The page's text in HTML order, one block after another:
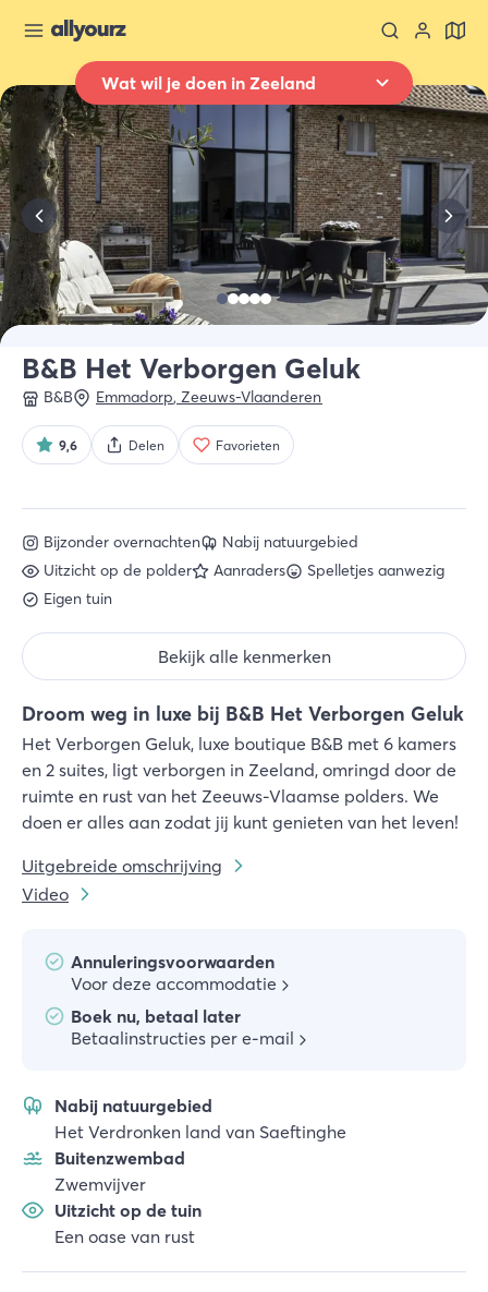
Wat wil je doen in Zeeland
Terug naar overzicht
Overnachten
Waar
Heel Zeeland
Wanneer
Selecteer datum
Alle types
Wie
2 gasten
B&B Het Verborgen Geluk
B&B Emmadorp, Zeeuws-Vlaanderen
9,6 Delen Favorieten
Droom weg in luxe bij B&B Het Verborgen Geluk
Het Verborgen Geluk, luxe boutique B&B met 6 kamers
en 2 suites, ligt verborgen in Zeeland, omringd door de
ruimte en rust van het Zeeuws-Vlaamse polders. We
doen er alles aan zodat jij kunt genieten van het leven!
Uitgebreide omschrijving
Video
Annuleringsvoorwaarden
Voor deze accommodatie
Boek nu, betaal later
Betaalinstructies per e-mail
Nabij natuurgebied
Het Verdronken land van Saeftinghe
Buitenzwembad
Zwemvijver
Uitzicht op de tuin
Een oase van rust
Bijzonder overnachten
Nabij natuurgebied
Uitzicht op de polder
Aanraders
Spelletjes aanwezig
Eigen tuin
Bekijk alle kenmerken